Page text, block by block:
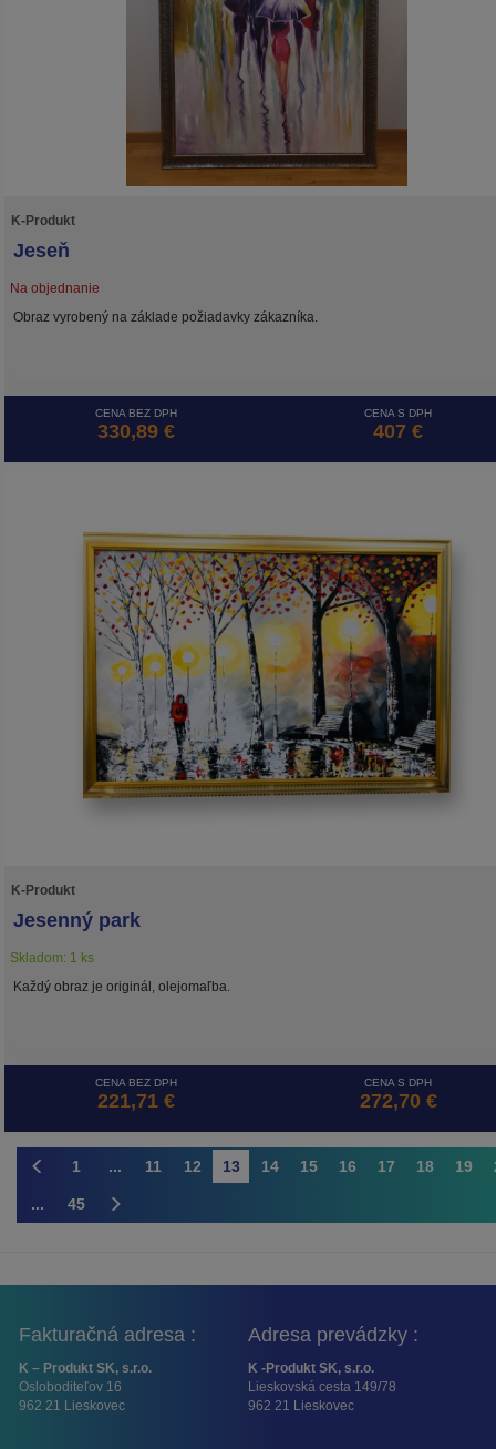
K-Produkt
Jeseň
Na objednanie
Obraz vyrobený na základe požiadavky zákazníka.
CENA BEZ DPH
330,89 €
CENA S DPH
407 €
K-Produkt
Jesenný park
Skladom: 1 ks
Každý obraz je originál, olejomaľba.
CENA BEZ DPH
221,71 €
CENA S DPH
272,70 €
1 ... 11 12 13 14 15 16 17 18 19
... 45
Fakturačná adresa :
K – Produkt SK, s.r.o.
Osloboditeľov 16
962 21 Lieskovec
Adresa prevádzky :
K -Produkt SK, s.r.o.
Lieskovská cesta 149/78
962 21 Lieskovec